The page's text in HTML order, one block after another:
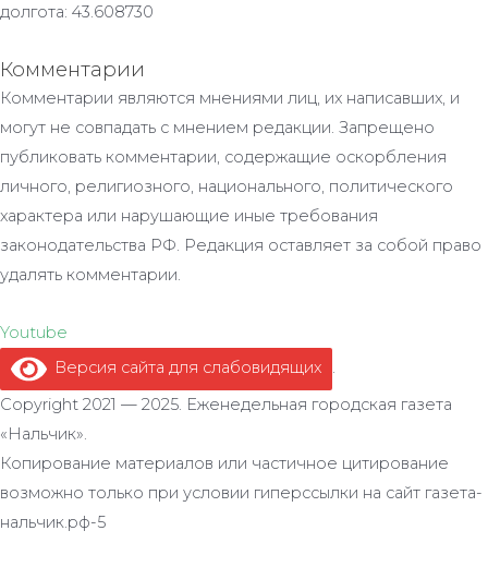
долгота: 43.608730
Комментарии
Комментарии являются мнениями лиц, их написавших, и
могут не совпадать с мнением редакции. Запрещено
публиковать комментарии, содержащие оскорбления
личного, религиозного, национального, политического
характера или нарушающие иные требования
законодательства РФ. Редакция оставляет за собой право
удалять комментарии.
Youtube
Версия сайта для слабовидящих
.
Copyright 2021 — 2025. Еженедельная городская газета
«Нальчик».
Копирование материалов или частичное цитирование
возможно только при условии гиперссылки на сайт газета-
нальчик.рф-5